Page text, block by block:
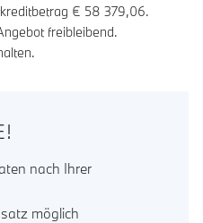
€ 58 379,06.
freibleibend.
nach Ihrer
möglich